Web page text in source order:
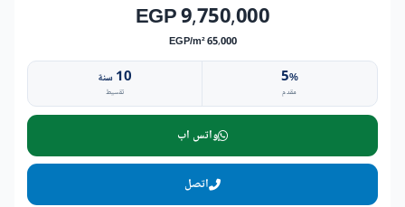
9,750,000 EGP
65,000 EGP/m²
5%
مقدم
10 سنة
تقسيط
واتس اب
اتصل